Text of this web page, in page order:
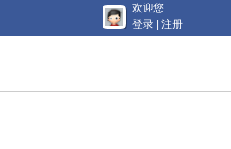
欢迎您
登录
注册